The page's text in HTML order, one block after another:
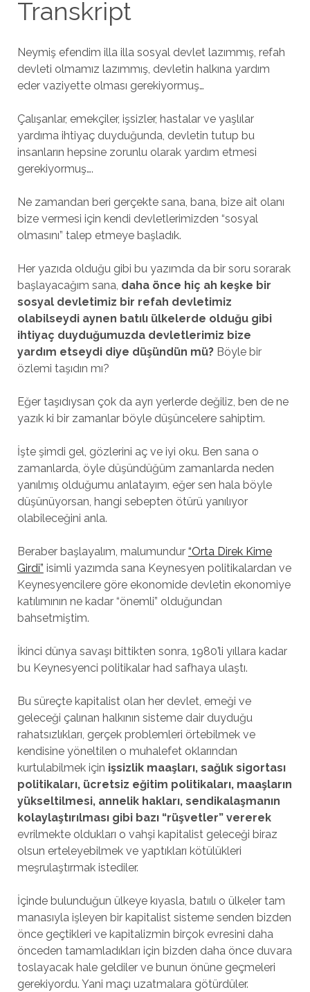
Transkript
Neymiş efendim illa illa sosyal devlet lazımmış, refah
devleti olmamız lazımmış, devletin halkına yardım
eder vaziyette olması gerekiyormuş…
Çalışanlar, emekçiler, işsizler, hastalar ve yaşlılar
yardıma ihtiyaç duyduğunda, devletin tutup bu
insanların hepsine zorunlu olarak yardım etmesi
gerekiyormuş….
Ne zamandan beri gerçekte sana, bana, bize ait olanı
bize vermesi için kendi devletlerimizden “sosyal
olmasını” talep etmeye başladık.
Her yazıda olduğu gibi bu yazımda da bir soru sorarak
başlayacağım sana, daha önce hiç ah keşke bir
sosyal devletimiz bir refah devletimiz
olabilseydi aynen batılı ülkelerde olduğu gibi
ihtiyaç duyduğumuzda devletlerimiz bize
yardım etseydi diye düşündün mü?Böyle bir
özlemi taşıdın mı?
Eğer taşıdıysan çok da ayrı yerlerde değiliz, ben de ne
yazık ki bir zamanlar böyle düşüncelere sahiptim.
İşte şimdi gel, gözlerini aç ve iyi oku. Ben sana o
zamanlarda, öyle düşündüğüm zamanlarda neden
yanılmış olduğumu anlatayım, eğer sen hala böyle
düşünüyorsan, hangi sebepten ötürü yanılıyor
olabileceğini anla.
Beraber başlayalım, malumundur “Orta Direk Kime
Girdi” isimli yazımda sana Keynesyen politikalardan ve
Keynesyencilere göre ekonomide devletin ekonomiye
katılımının ne kadar “önemli” olduğundan
bahsetmiştim.
İkinci dünya savaşı bittikten sonra, 1980’li yıllara kadar
bu Keynesyenci politikalar had safhaya ulaştı.
Bu süreçte kapitalist olan her devlet, emeği ve
geleceği çalınan halkının sisteme dair duyduğu
rahatsızlıkları, gerçek problemleri örtebilmek ve
kendisine yöneltilen o muhalefet oklarından
kurtulabilmek için işsizlik maaşları, sağlık sigortası
politikaları, ücretsiz eğitim politikaları, maaşların
yükseltilmesi, annelik hakları, sendikalaşmanın
kolaylaştırılması gibi bazı “rüşvetler” vererek
evrilmekte oldukları o vahşi kapitalist geleceği biraz
olsun erteleyebilmek ve yaptıkları kötülükleri
meşrulaştırmak istediler.
İçinde bulunduğun ülkeye kıyasla, batıılı o ülkeler tam
manasıyla işleyen bir kapitalist sisteme senden bizden
önce geçtikleri ve kapitalizmin birçok evresini daha
önceden tamamladıkları için bizden daha önce duvara
toslayacak hale geldiler ve bunun önüne geçmeleri
gerekiyordu. Yani maçı uzatmalara götürdüler.